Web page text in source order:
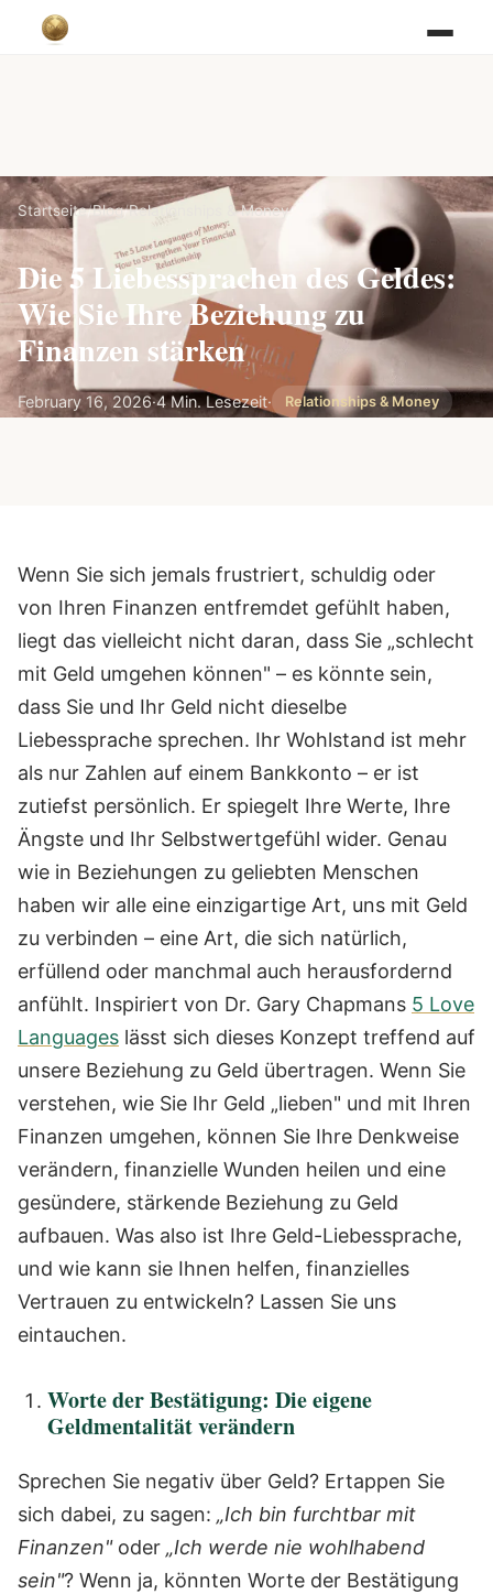
Startseite/Blog/Relationships & Money
Die 5 Liebessprachen des Geldes:
Wie Sie Ihre Beziehung zu
Finanzen stärken
February 16, 2026·4 Min. Lesezeit· Relationships & Money
Wenn Sie sich jemals frustriert, schuldig oder
von Ihren Finanzen entfremdet gefühlt haben,
liegt das vielleicht nicht daran, dass Sie „schlecht
mit Geld umgehen können" – es könnte sein,
dass Sie und Ihr Geld nicht dieselbe
Liebessprache sprechen. Ihr Wohlstand ist mehr
als nur Zahlen auf einem Bankkonto – er ist
zutiefst persönlich. Er spiegelt Ihre Werte, Ihre
Ängste und Ihr Selbstwertgefühl wider. Genau
wie in Beziehungen zu geliebten Menschen
haben wir alle eine einzigartige Art, uns mit Geld
zu verbinden – eine Art, die sich natürlich,
erfüllend oder manchmal auch herausfordernd
anfühlt. Inspiriert von Dr. Gary Chapmans 5 Love
Languages lässt sich dieses Konzept treffend auf
unsere Beziehung zu Geld übertragen. Wenn Sie
verstehen, wie Sie Ihr Geld „lieben" und mit Ihren
Finanzen umgehen, können Sie Ihre Denkweise
verändern, finanzielle Wunden heilen und eine
gesündere, stärkende Beziehung zu Geld
aufbauen. Was also ist Ihre Geld-Liebessprache,
und wie kann sie Ihnen helfen, finanzielles
Vertrauen zu entwickeln? Lassen Sie uns
eintauchen.
Worte der Bestätigung: Die eigene
Geldmentalität verändern
Sprechen Sie negativ über Geld? Ertappen Sie
sich dabei, zu sagen: „Ich bin furchtbar mit
Finanzen"oder „Ich werde nie wohlhabend
sein"? Wenn ja, könnten Worte der Bestätigung